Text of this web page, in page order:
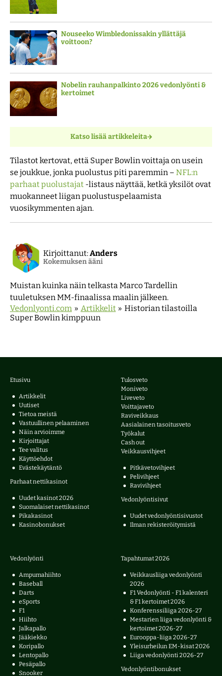
Nouseeko Wimbledonissakin yllättäjä
voittoon?
Nobelin rauhanpalkinto 2026 vedonlyönti &
kertoimet
Katso lisää artikkeleita
Tilastot kertovat, että Super Bowlin voittaja on usein
se joukkue, jonka puolustus piti paremmin – NFL:n
parhaat puolustajat -listaus näyttää, ketkä yksilöt ovat
muokanneet liigan puolustuspelaamista
vuosikymmenten ajan.
Kirjoittanut:Anders
Kokemuksen ääni
Muistan kuinka näin telkasta Marco Tardellin
tuuletuksen MM-finaalissa maalin jälkeen.
Vedonlyonti.com » Artikkelit » Historian tilastoilla
Super Bowlin kimppuun
Etusivu
Artikkelit
Uutiset
Tietoa meistä
Vastuullinen pelaaminen
Näin arvioimme
Kirjoittajat
Tee valitus
Käyttöehdot
Evästekäytäntö
Parhaat nettikasinot
Uudet kasinot 2026
Suomalaiset nettikasinot
Pikakasinot
Kasinobonukset
Tulosveto
Moniveto
Liveveto
Voittajaveto
Raviveikkaus
Aasialainen tasoitusveto
Työkalut
Cash out
Veikkausvihjeet
Pitkävetovihjeet
Pelivihjeet
Ravivihjeet
Vedonlyöntisivut
Uudet vedonlyöntisivustot
Ilman rekisteröitymistä
Vedonlyönti
Ampumahiihto
Baseball
Darts
eSports
F1
Hiihto
Jalkapallo
Jääkiekko
Koripallo
Lentopallo
Pesäpallo
Snooker
Tapahtumat 2026
Veikkausliiga vedonlyönti
2026
F1 Vedonlyönti - F1 kalenteri
& F1 kertoimet 2026
Konferenssiliiga 2026-27
Mestarien liiga vedonlyönti &
kertoimet 2026-27
Eurooppa-liiga 2026-27
Yleisurheilun EM-kisat 2026
Liiga vedonlyönti 2026-27
Vedonlyöntibonukset